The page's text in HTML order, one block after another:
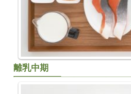
離乳中期